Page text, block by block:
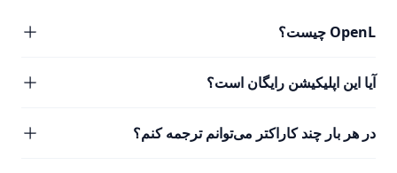
OpenL چیست؟
آیا این اپلیکیشن رایگان است؟
در هر بار چند کاراکتر می‌توانم ترجمه کنم؟